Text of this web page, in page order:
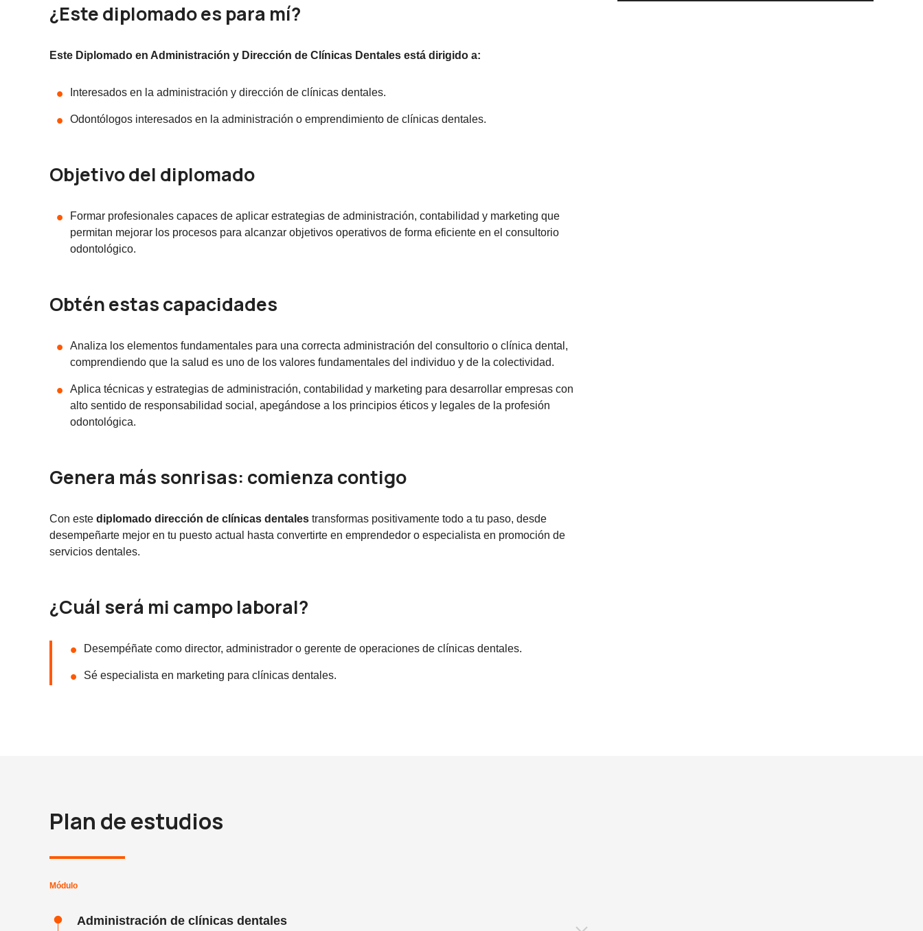
¿Este diplomado es para mí?
Este Diplomado en Administración y Dirección de Clínicas Dentales está dirigido a:
Interesados en la administración y dirección de clínicas dentales.
Odontólogos interesados en la administración o emprendimiento de clínicas dentales.
Objetivo del diplomado
Formar profesionales capaces de aplicar estrategias de administración, contabilidad y marketing que
permitan mejorar los procesos para alcanzar objetivos operativos de forma eficiente en el consultorio
odontológico.
Obtén estas capacidades
Analiza los elementos fundamentales para una correcta administración del consultorio o clínica dental,
comprendiendo que la salud es uno de los valores fundamentales del individuo y de la colectividad.
Aplica técnicas y estrategias de administración, contabilidad y marketing para desarrollar empresas con
alto sentido de responsabilidad social, apegándose a los principios éticos y legales de la profesión
odontológica.
Genera más sonrisas: comienza contigo
Con este diplomado dirección de clínicas dentales transformas positivamente todo a tu paso, desde
desempeñarte mejor en tu puesto actual hasta convertirte en emprendedor o especialista en promoción de
servicios dentales.
¿Cuál será mi campo laboral?
Desempéñate como director, administrador o gerente de operaciones de clínicas dentales.
Sé especialista en marketing para clínicas dentales.
Plan de estudios
Módulo
Administración de clínicas dentales